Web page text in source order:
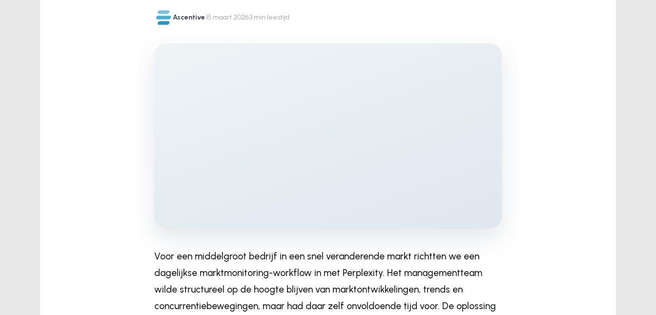
Ascentive·15 maart 2026·3 min leestijd
Voor een middelgroot bedrijf in een snel veranderende markt richtten we een
dagelijkse marktmonitoring-workflow in met Perplexity. Het managementteam
wilde structureel op de hoogte blijven van marktontwikkelingen, trends en
concurrentiebewegingen, maar had daar zelf onvoldoende tijd voor. De oplossing